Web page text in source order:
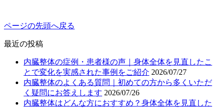
ページの先頭へ戻る
最近の投稿
内臓整体の症例・患者様の声｜身体全体を見直したこ
とで変化を実感された事例をご紹介 2026/07/27
内臓整体のよくある質問｜初めての方から多くいただ
く疑問にお答えします 2026/07/26
内臓整体はどんな方におすすめ？身体全体を見直した